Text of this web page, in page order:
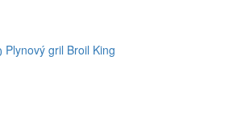
Plynový gril Broil King